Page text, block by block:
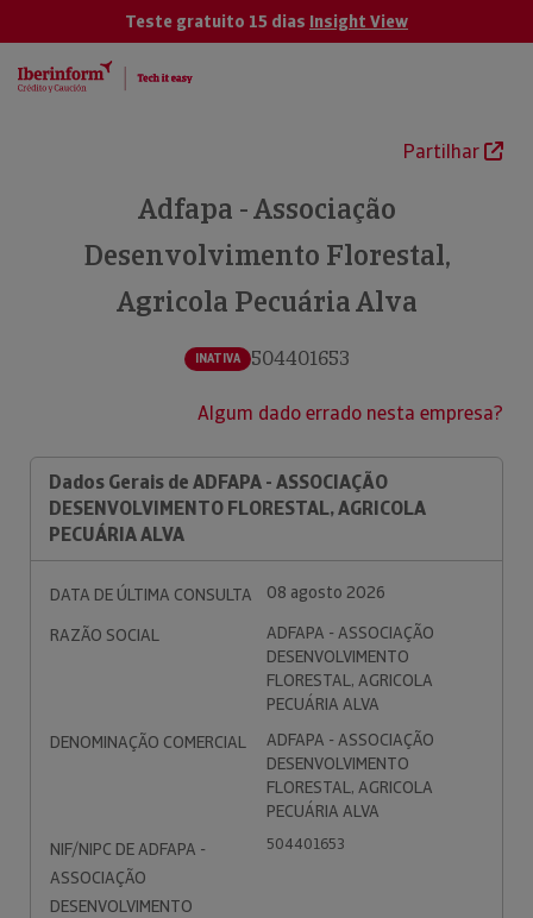
Teste gratuito 15 dias Insight View
Partilhar
Adfapa - Associação
Desenvolvimento Florestal,
Agricola Pecuária Alva
INATIVA 504401653
Algum dado errado nesta empresa?
Dados Gerais de ADFAPA - ASSOCIAÇÃO
DESENVOLVIMENTO FLORESTAL, AGRICOLA
PECUÁRIA ALVA
DATA DE ÚLTIMA CONSULTA
08 agosto 2026
RAZÃO SOCIAL
ADFAPA - ASSOCIAÇÃO
DESENVOLVIMENTO
FLORESTAL, AGRICOLA
PECUÁRIA ALVA
DENOMINAÇÃO COMERCIAL
ADFAPA - ASSOCIAÇÃO
DESENVOLVIMENTO
FLORESTAL, AGRICOLA
PECUÁRIA ALVA
NIF/NIPC DE ADFAPA -
ASSOCIAÇÃO
DESENVOLVIMENTO
504401653